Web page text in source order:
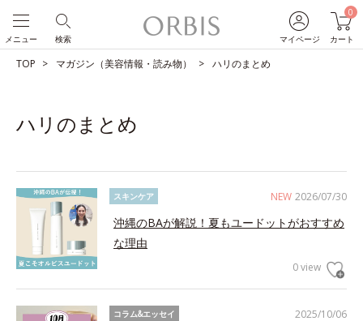
マイページ
0
カート
検索
メニュー
TOP マガジン（美容情報・読み物） ハリのまとめ
ハリのまとめ
NEW 2026/07/30
スキンケア
沖縄のBAが解説！夏もユードットがおすすめ
な理由
0 view
2025/10/06
コラム&エッセイ